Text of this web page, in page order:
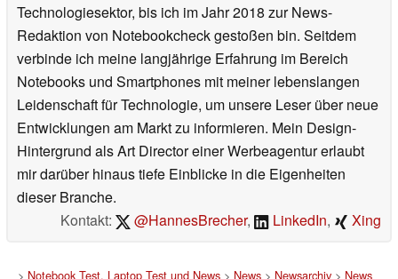
Technologiesektor, bis ich im Jahr 2018 zur News-
Redaktion von Notebookcheck gestoßen bin. Seitdem
verbinde ich meine langjährige Erfahrung im Bereich
Notebooks und Smartphones mit meiner lebenslangen
Leidenschaft für Technologie, um unsere Leser über neue
Entwicklungen am Markt zu informieren. Mein Design-
Hintergrund als Art Director einer Werbeagentur erlaubt
mir darüber hinaus tiefe Einblicke in die Eigenheiten
dieser Branche.
Kontakt:
@HannesBrecher, LinkedIn, Xing
> Notebook Test, Laptop Test und News> News> Newsarchiv> News